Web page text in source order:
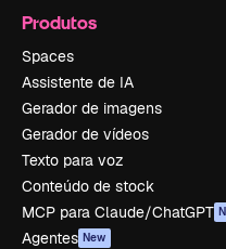
Produtos
Spaces
Assistente de IA
Gerador de imagens
Gerador de vídeos
Texto para voz
Conteúdo de stock
MCP para Claude/ChatGPT
Agentes New